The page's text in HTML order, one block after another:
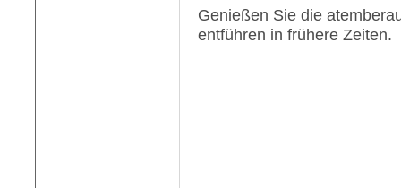
Genießen Sie die
entführen in frühere Zeiten.